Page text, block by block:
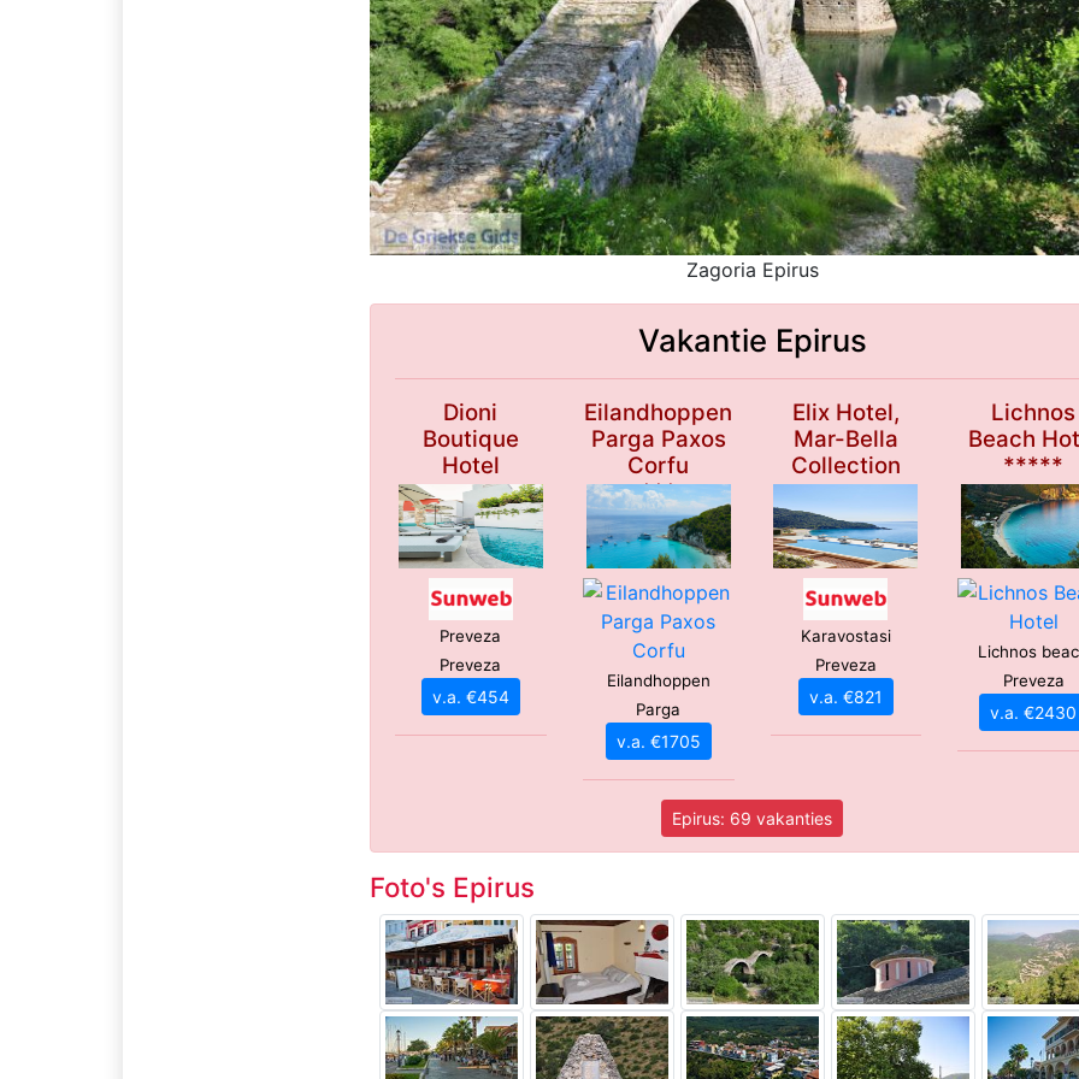
Zagoria Epirus
Vakantie Epirus
Dioni
Boutique
Hotel
Preveza
Preveza
v.a. €454
Eilandhoppen
Parga Paxos
Corfu
***
Eilandhoppen
Parga
v.a. €1705
Elix Hotel,
Mar-Bella
Collection
Karavostasi
Preveza
v.a. €821
Lichnos
Beach
*****
Lichnos
Preveza
v.a. €2430
Epirus: 69 vakanties
Foto's Epirus